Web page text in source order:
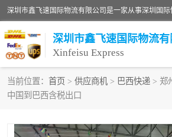
深圳市鑫飞速国际物流有
Xinfeisu Express
当前位置： 首页 > 供应商机 > 巴西快递 > 郑
中国到巴西含税出口
联邦快递
俄罗斯快递 巴西